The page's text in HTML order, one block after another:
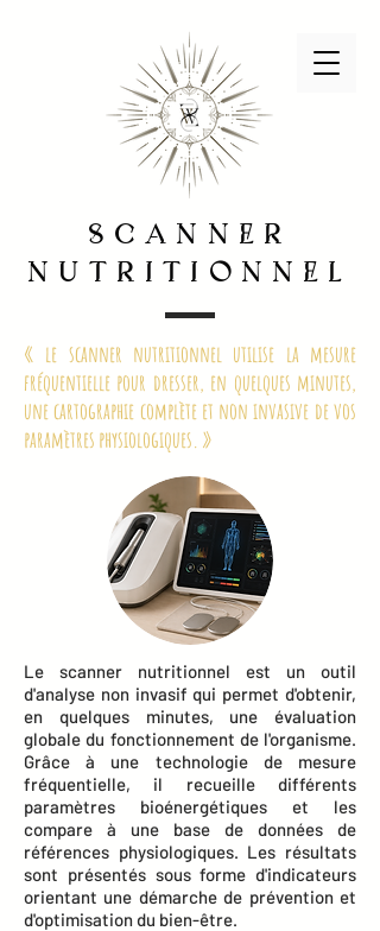
Le scanner nutritionnel est un outil
d'analyse non invasif qui permet d'obtenir,
en quelques minutes, une évaluation
globale du fonctionnement de l'organisme.
Grâce à une technologie de mesure
fréquentielle, il recueille différents
paramètres bioénergétiques et les
compare à une base de données de
références physiologiques. Les résultats
sont présentés sous forme d'indicateurs
orientant une démarche de prévention et
d'optimisation du bien-être.
scANNer
NUTritioNNel
« le scanner nutritionnel utilise la mesure
fréquentielle pour dresser, en quelques minutes,
une cartographie complète et non invasive de vos
paramètres physiologiques. »